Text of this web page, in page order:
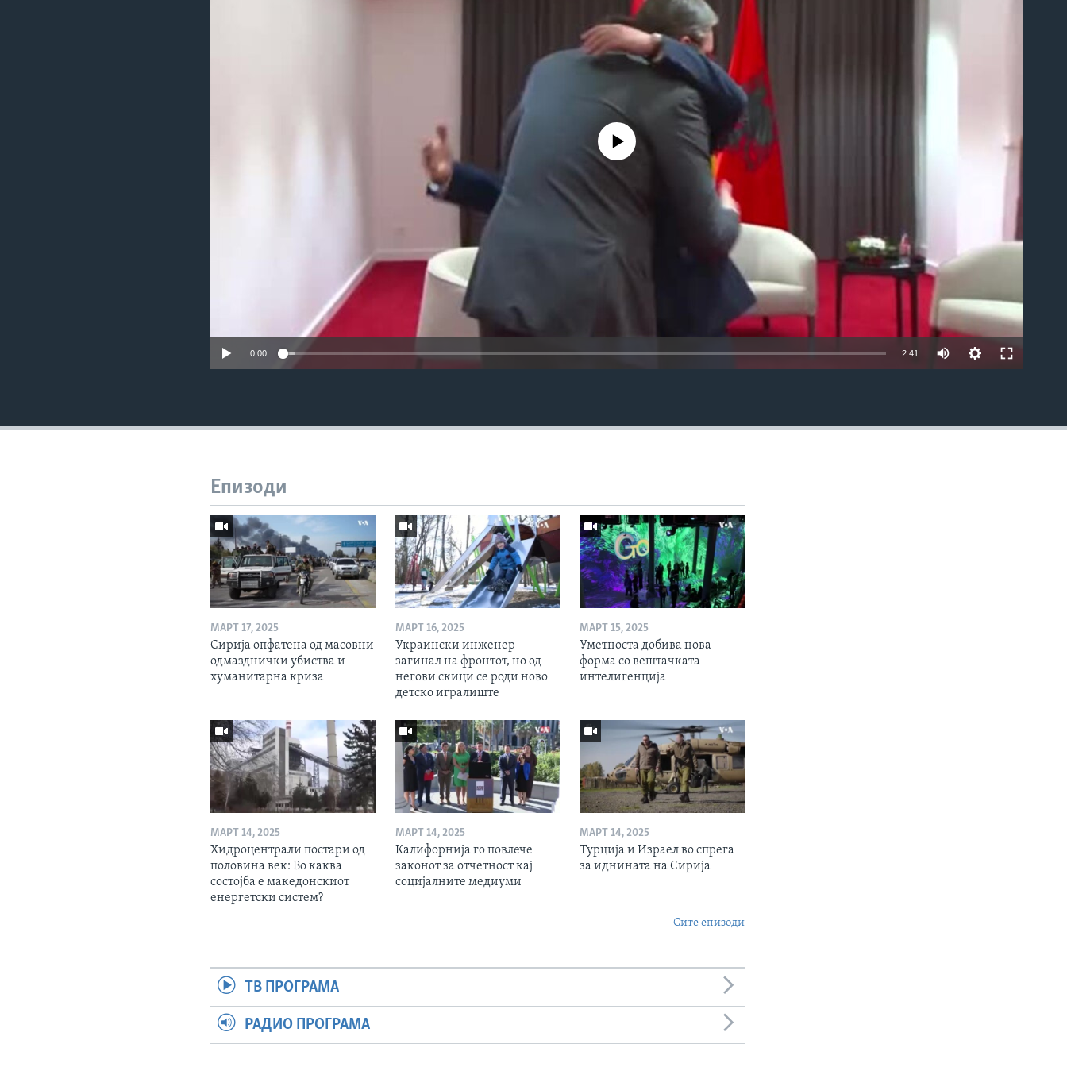
No media source currently available
0:00 2:41
Епизоди
МАРТ 17, 2025
Сирија опфатена од масовни
одмазднички убиства и
хуманитарна криза
МАРТ 16, 2025
Украински инженер
загинал на фронтот, но од
негови скици се роди ново
детско игралиште
МАРТ 15, 2025
Уметноста добива нова
форма со вештачката
интелигенција
МАРТ 14, 2025
Хидроцентрали постари од
половина век: Во каква
состојба е македонскиот
енергетски систем?
МАРТ 14, 2025
Калифорнија го повлече
законот за отчетност кај
социјалните медиуми
МАРТ 14, 2025
Турција и Израел во спрега
за иднината на Сирија
Сите епизоди
ТВ ПРОГРАМА
РАДИО ПРОГРАМА